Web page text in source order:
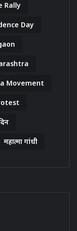
Rally
Day
Movement
महात्मा गांधी